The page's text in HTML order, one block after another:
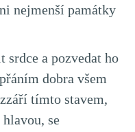
nejmenší památky
srdce a pozvedat ho
dobra všem
tímto stavem,
se